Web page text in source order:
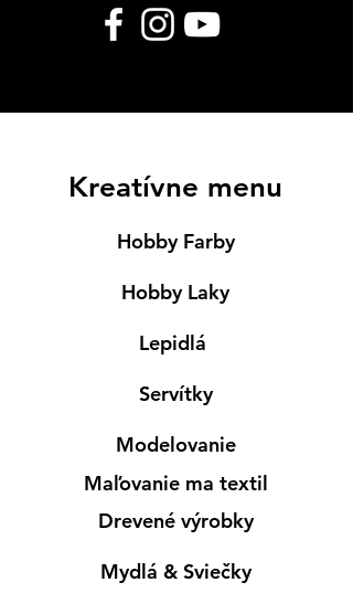
Kreatívne menu
Hobby Farby
Hobby Laky
Lepidlá
Servítky
Modelovanie
Maľovanie ma textil
Drevené výrobky
Mydlá & Sviečky